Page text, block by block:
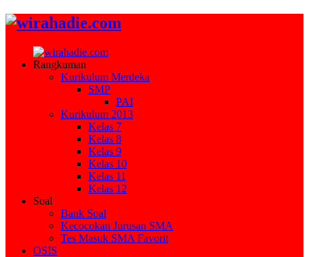
Rangkuman
Kurikulum Merdeka
SMP
PAI
Kurikulum 2013
Kelas 7
Kelas 8
Kelas 9
Kelas 10
Kelas 11
Kelas 12
Soal
Bank Soal
Kecocokan Jurusan SMA
Tes Masuk SMA Favorit
OSIS